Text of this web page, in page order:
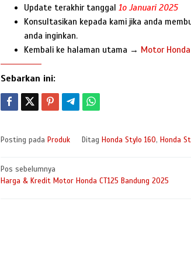
Update terakhir tanggal 1o Januari 2025
Konsultasikan kepada kami jika anda
anda inginkan.
Kembali ke halaman utama → Motor
Sebarkan ini:
Posting pada Produk Ditag Honda Stylo 160, Honda
Navigasi
pos
Pos sebelumnya
Harga & Kredit Motor Honda CT125 Bandung 2025